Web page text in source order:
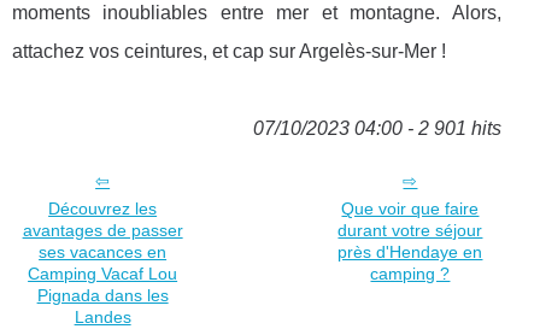
moments inoubliables entre mer et montagne. Alors,
attachez vos ceintures, et cap sur Argelès-sur-Mer !
07/10/2023 04:00 - 2 901 hits
Découvrez les
avantages de passer
ses vacances en
Camping Vacaf Lou
Pignada dans les
Landes
Que voir que faire
durant votre séjour
près d'Hendaye en
camping ?